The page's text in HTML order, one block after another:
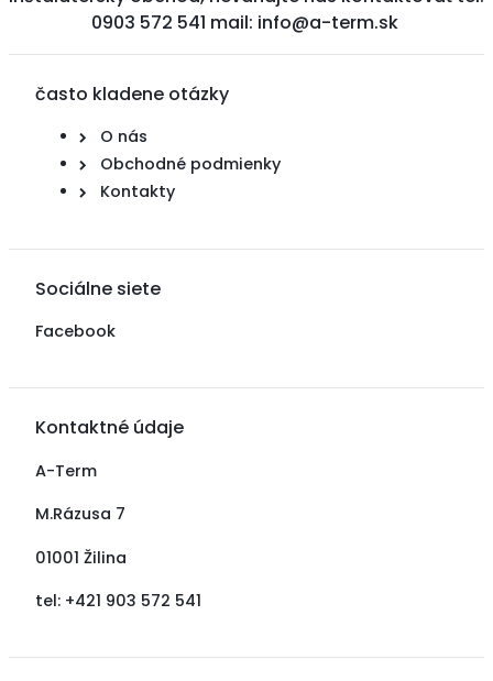
0903 572 541 mail: info@a-term.sk
často kladene otázky
O nás
Obchodné podmienky
Kontakty
Sociálne siete
Facebook
Kontaktné údaje
A-Term
M.Rázusa 7
01001 Žilina
tel: +421 903 572 541